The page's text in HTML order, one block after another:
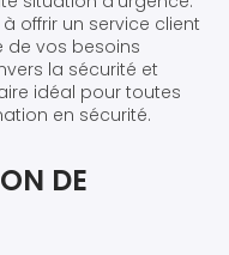
offrir un service client
de vos besoins
la sécurité et
idéal pour toutes
en sécurité.
DE